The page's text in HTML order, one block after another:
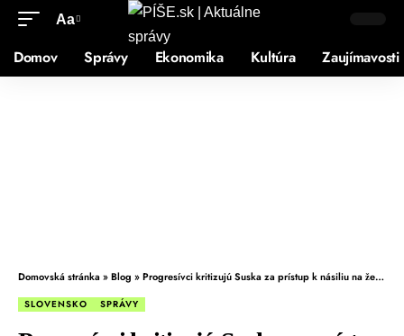
Aa
Domov Správy Ekonomika Kultúra Zaujímavosti
Domovská stránka»Blog »Progresívci kritizujú Suska za prístup k násiliu na ženách, do parlamentu plánujú predložiť viacero legislatívnych návrhov
SLOVENSKO SPRÁVY